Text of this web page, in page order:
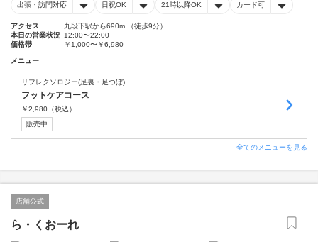
出張・訪問対応 日祝OK 21時以降OK カード可
アクセス
九段下駅から690m （徒歩9分）
本日の営業状況 12:00〜22:00
価格帯
￥1,000〜￥6,980
メニュー
リフレクソロジー(足裏・足つぼ)
フットケアコース
￥2,980 （税込）
販売中
全てのメニューを見る
店舗公式
ら・くおーれ